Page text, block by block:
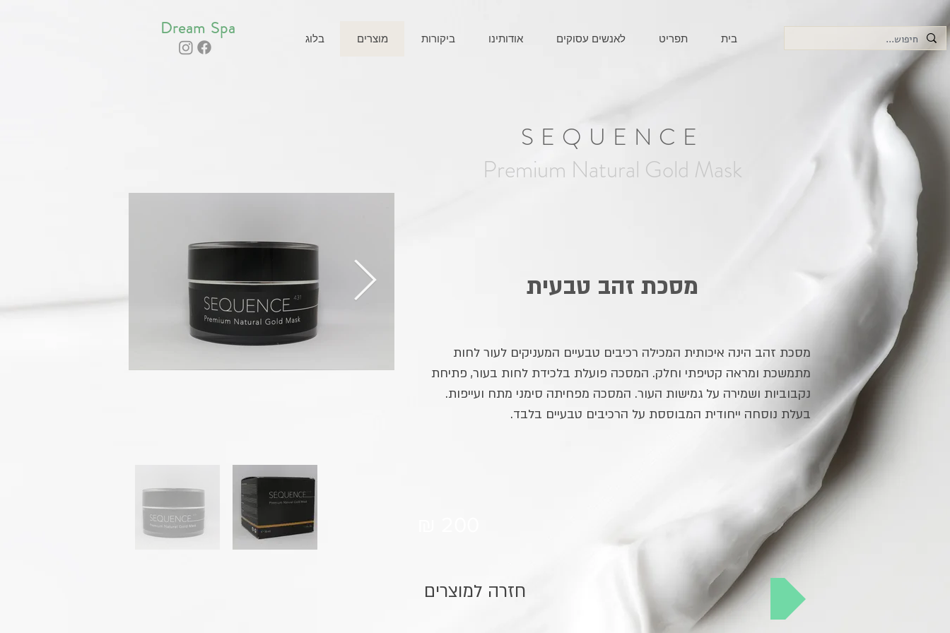
Dream Spa בית תפריט לאנשים עסוקים אודותינו ביקורות מוצרים בלוג
SEQUENCE
Premium Natural Gold Mask
מסכת זהב טבעית
מסכת זהב הינה איכותית המכילה רכיבים טבעיים המעניקים לעור לחות
מתמשכת ומראה קטיפתי וחלק. המסכה פועלת בלכידת לחות בעור, פתיחת
נקבוביות ושמירה על גמישות העור. המסכה מפחיתה סימני מתח ועייפות.
בעלת נוסחה ייחודית המבוססת על הרכיבים טבעיים בלבד.
חזרה למוצרים